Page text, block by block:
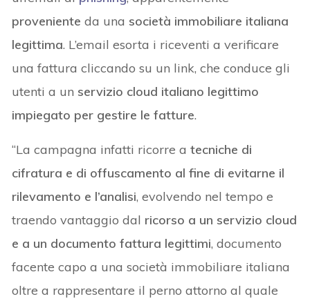
proveniente da una società immobiliare italiana
legittima. L’email esorta i riceventi a verificare
una fattura cliccando su un link, che conduce gli
utenti a un servizio cloud italiano legittimo
impiegato per gestire le fatture.
“La campagna infatti ricorre a tecniche di
cifratura e di offuscamento al fine di evitarne il
rilevamento e l’analisi, evolvendo nel tempo e
traendo vantaggio dal ricorso a un servizio cloud
e a un documento fattura legittimi, documento
facente capo a una società immobiliare italiana
oltre a rappresentare il perno attorno al quale